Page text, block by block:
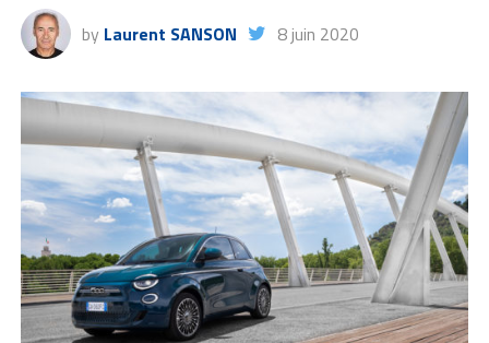
by Laurent SANSON 8 juin 2020